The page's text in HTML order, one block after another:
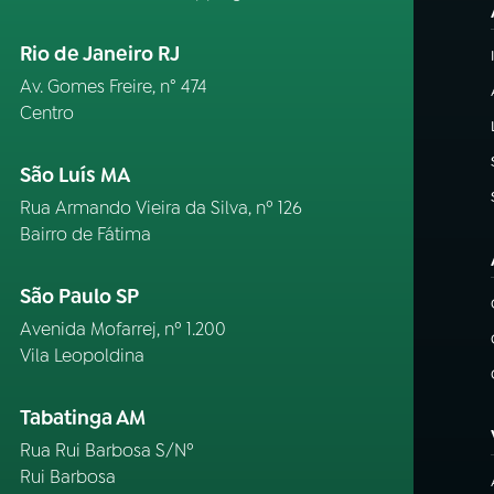
Rio de Janeiro RJ
Av. Gomes Freire, n° 474
Centro
São Luís MA
Rua Armando Vieira da Silva, nº 126
Bairro de Fátima
São Paulo SP
Avenida Mofarrej, nº 1.200
Vila Leopoldina
Tabatinga AM
Rua Rui Barbosa S/Nº
Rui Barbosa